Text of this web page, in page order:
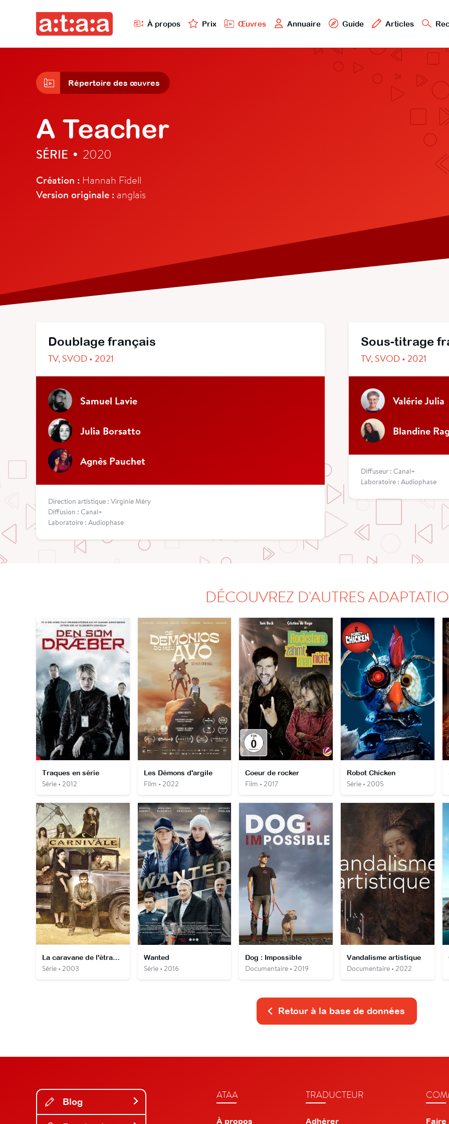
À propos Prix Œuvres Annuaire Guide Articles
Répertoire des œuvres
A Teacher
SÉRIE • 2020
Création : Hannah Fidell
Version originale : anglais
Doublage français
TV, SVOD • 2021
Samuel Lavie
Julia Borsatto
Agnès Pauchet
Direction artistique : Virginie Méry
Diffusion : Canal+
Laboratoire : Audiophase
Sous-titrage
TV, SVOD • 2021
Valérie Julia
Blandine
Diffuseur : Canal+
Laboratoire : Audiophase
DÉCOUVREZ D'AUTRES
Traques en série
Série • 2012
Les Démons d'argile
Film • 2022
Coeur de rocker
Film • 2017
Robot Chicken
Série • 2005
La caravane de l'étrange
Série • 2003
Wanted
Série • 2016
Dog : Impossible
Documentaire • 2019
Vandalisme artistique
Documentaire • 2022
Retour à la base de données
Blog
ATAA
À propos
TRADUCTEUR
Adhérer